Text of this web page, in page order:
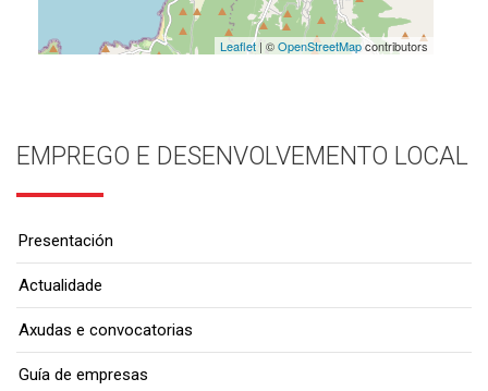
Leaflet| ©OpenStreetMapcontributors
EMPREGO E DESENVOLVEMENTO LOCAL
Presentación
Actualidade
Axudas e convocatorias
Guía de empresas